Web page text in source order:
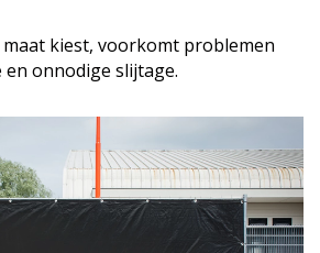
kiest, voorkomt problemen
onnodige slijtage.